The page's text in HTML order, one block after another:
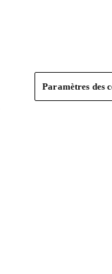
Paramètres des